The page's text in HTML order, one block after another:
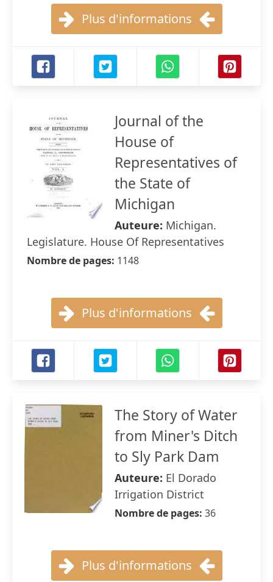
Plus d'informations
Journal of the
House of
Representatives of
the State of
Michigan
Auteure: Michigan.
Legislature. House Of Representatives
Nombre de pages: 1148
Plus d'informations
The Story of Water
from Miner's Ditch
to Sly Park Dam
Auteure: El Dorado
Irrigation District
Nombre de pages: 36
Plus d'informations